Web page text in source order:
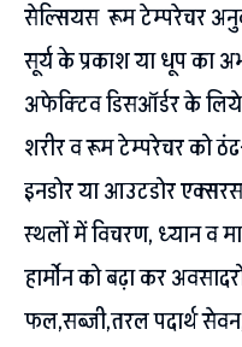
सेल्सियस रूम टेम्परेचर
सूर्य के प्रकाश या धूप का
अफेक्टिव डिसऑर्डर के
शरीर व रूम टेम्परेचर को
इनडोर या आउटडोर
स्थलों में विचरण, ध्यान व
हार्मोन को बढ़ा कर
फल,सब्जी,तरल पदार्थ